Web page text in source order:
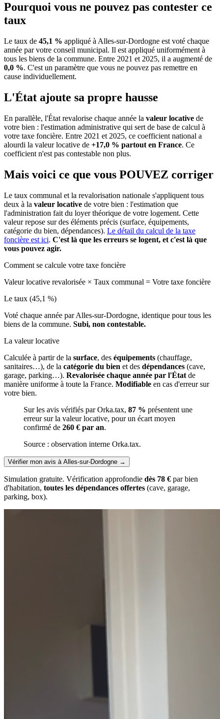
Pourquoi vous ne pouvez pas contester ce
taux
Le taux de 45,1 % appliqué à Alles-sur-Dordogne est voté chaque
année par votre conseil municipal. Il est appliqué uniformément à
tous les biens de la commune. Entre 2021 et 2025, il a augmenté de
0,0 %. C'est un paramètre que vous ne pouvez pas remettre en
cause individuellement.
L'État ajoute sa propre hausse
En parallèle, l'État revalorise chaque année la valeur locative de
votre bien : l'estimation administrative qui sert de base de calcul à
votre taxe foncière. Entre 2021 et 2025, ce coefficient national a
alourdi la valeur locative de +17,0 % partout en France. Ce
coefficient n'est pas contestable non plus.
Mais voici ce que vous POUVEZ corriger
Le taux communal et la revalorisation nationale s'appliquent tous
deux à la valeur locative de votre bien : l'estimation que
l'administration fait du loyer théorique de votre logement. Cette
valeur repose sur des éléments précis (surface, équipements,
catégorie du bien, dépendances). Le détail du calcul de la taxe
foncière est ici. C'est là que les erreurs se logent, et c'est là que
vous pouvez agir.
Comment se calcule votre taxe foncière
Valeur locative revalorisée × Taux communal = Votre taxe foncière
Le taux (45,1 %)
Voté chaque année par Alles-sur-Dordogne, identique pour tous les
biens de la commune. Subi, non contestable.
La valeur locative
Calculée à partir de la surface, des équipements (chauffage,
sanitaires…), de la catégorie du bien et des dépendances (cave,
garage, parking…). Revalorisée chaque année par l'État de
manière uniforme à toute la France. Modifiable en cas d'erreur sur
votre bien.
Sur les avis vérifiés par Orka.tax, 87 % présentent une
erreur sur la valeur locative, pour un écart moyen
confirmé de 260 € par an.
Source : observation interne Orka.tax.
Vérifier mon avis à Alles-sur-Dordogne →
Simulation gratuite. Vérification approfondie dès 78 € par bien
d'habitation, toutes les dépendances offertes (cave, garage,
parking, box).